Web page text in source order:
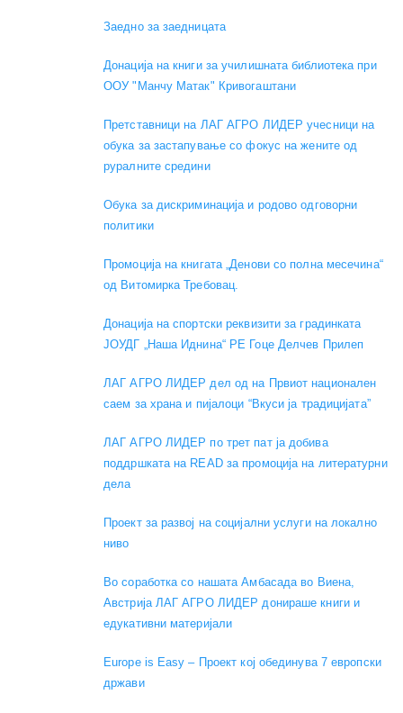
Заедно за заедницата
Донација на книги за училишната библиотека при
ООУ "Манчу Матак" Кривогаштани
Претставници на ЛАГ АГРО ЛИДЕР учесници на
обука за застапување со фокус на жените од
руралните средини
Обука за дискриминација и родово одговорни
политики
Промоција на книгата „Денови со полна месечина“
од Витомирка Требовац.
Донација на спортски реквизити за градинката
ЈОУДГ „Наша Иднина“ РЕ Гоце Делчев Прилеп
ЛАГ АГРО ЛИДЕР дел од на Првиот национален
саем за храна и пијалоци “Вкуси ја традицијата”
ЛАГ АГРО ЛИДЕР по трет пат ја добива
поддршката на READ за промоција на литературни
дела
Проект за развој на социјални услуги на локално
ниво
Во соработка со нашата Амбасада во Виена,
Австрија ЛАГ АГРО ЛИДЕР донираше книги и
едукативни материјали
Europe is Easy – Проект кој обединува 7 европски
држави